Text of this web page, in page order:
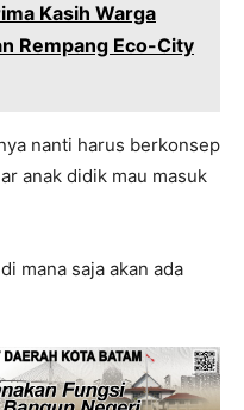
Kasih Warga
Rempang Eco-City
nanti harus berkonsep
anak didik mau masuk
mana saja akan ada